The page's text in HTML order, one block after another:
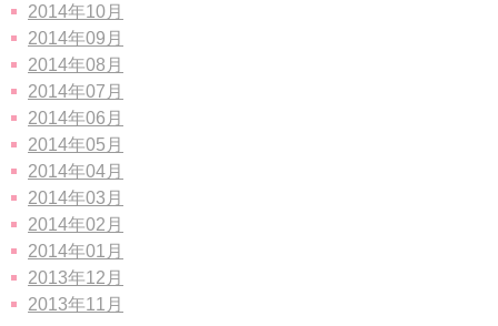
2014年10月
2014年09月
2014年08月
2014年07月
2014年06月
2014年05月
2014年04月
2014年03月
2014年02月
2014年01月
2013年12月
2013年11月